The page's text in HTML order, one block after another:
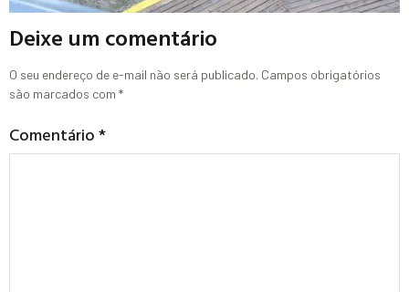
Deixe um comentário
O seu endereço de e-mail não será publicado. Campos obrigatórios
são marcados com *
Comentário*